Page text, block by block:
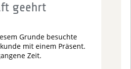
geehrt
Grunde besuchte
mit einem Präsent.
Zeit.